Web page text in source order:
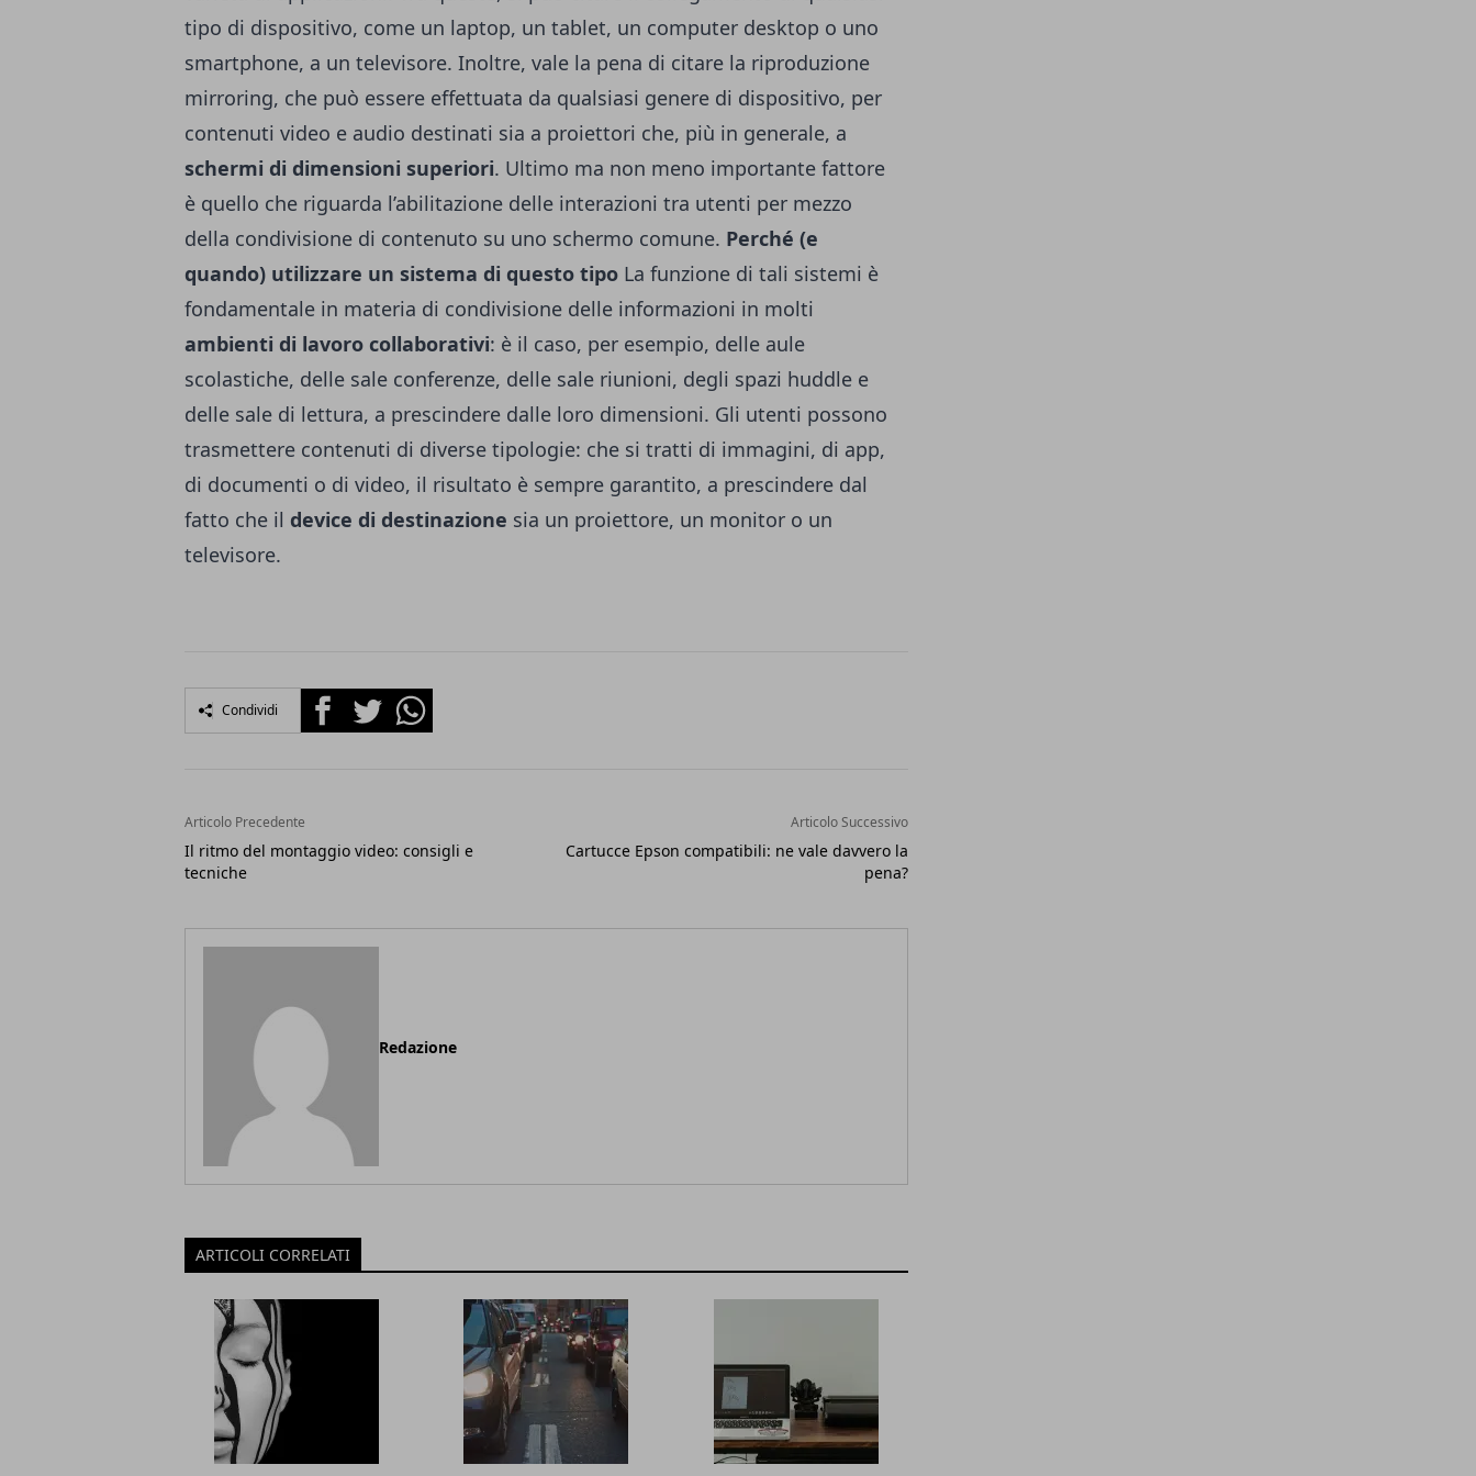
tipo di dispositivo, come un laptop, un tablet, un computer desktop o uno
smartphone, a un televisore. Inoltre, vale la pena di citare la riproduzione
mirroring, che può essere effettuata da qualsiasi genere di dispositivo, per
contenuti video e audio destinati sia a proiettori che, più in generale, a
schermi di dimensioni superiori. Ultimo ma non meno importante fattore
è quello che riguarda l’abilitazione delle interazioni tra utenti per mezzo
della condivisione di contenuto su uno schermo comune. Perché (e
quando) utilizzare un sistema di questo tipo La funzione di tali sistemi è
fondamentale in materia di condivisione delle informazioni in molti
ambienti di lavoro collaborativi: è il caso, per esempio, delle aule
scolastiche, delle sale conferenze, delle sale riunioni, degli spazi huddle e
delle sale di lettura, a prescindere dalle loro dimensioni. Gli utenti possono
trasmettere contenuti di diverse tipologie: che si tratti di immagini, di app,
di documenti o di video, il risultato è sempre garantito, a prescindere dal
fatto che il device di destinazione sia un proiettore, un monitor o un
televisore.
Condividi FacebookTwitterWhatsapp
Articolo Precedente
Il ritmo del montaggio video: consigli e
tecniche
Articolo Successivo
Cartucce Epson compatibili: ne vale davvero la
pena?
Redazione
ARTICOLI CORRELATI